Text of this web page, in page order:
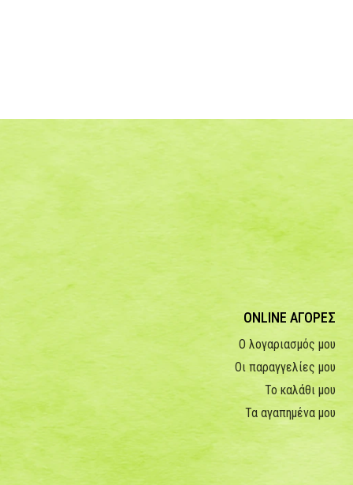
ONLINE ΑΓΟΡΕΣ
Ο λογαριασμός μου
Οι παραγγελίες μου
Το καλάθι μου
Τα αγαπημένα μου